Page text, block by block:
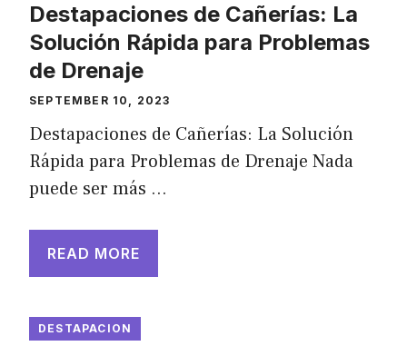
Destapaciones de Cañerías: La
Solución Rápida para Problemas
de Drenaje
SEPTEMBER 10, 2023
Destapaciones de Cañerías: La Solución
Rápida para Problemas de Drenaje Nada
puede ser más …
READ MORE
DESTAPACION